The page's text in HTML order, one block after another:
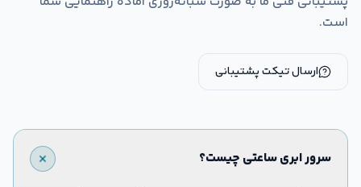
است.
ارسال تیکت پشتیبانی
سرور ابری ساعتی چیست؟